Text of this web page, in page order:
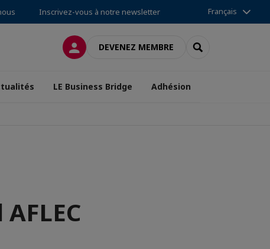
Inscrivez-vous à notre newsletter Français
CONNEXIONDEVENEZ MEMBRE RECHERCHER
LE Business Bridge Adhésion